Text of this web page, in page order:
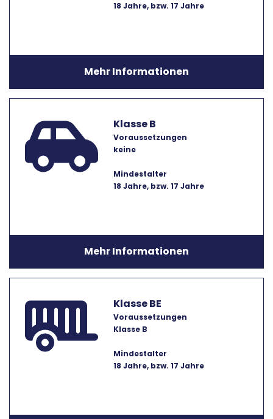
18 Jahre, bzw. 17 Jahre
Mehr Informationen
Klasse B
Voraussetzungen
keine
Mindestalter
18 Jahre, bzw. 17 Jahre
Mehr Informationen
Klasse BE
Voraussetzungen
Klasse B
Mindestalter
18 Jahre, bzw. 17 Jahre